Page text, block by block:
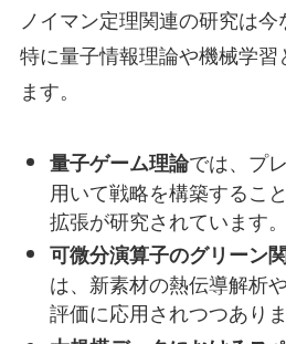
ノイマン定理関連の研究は今
特に量子情報理論や機械学
ます。
量子ゲーム理論では、プ
用いて戦略を構築するこ
拡張が研究されています。
可微分演算子のグリーン
は、新素材の熱伝導解析
評価に応用されつつありま